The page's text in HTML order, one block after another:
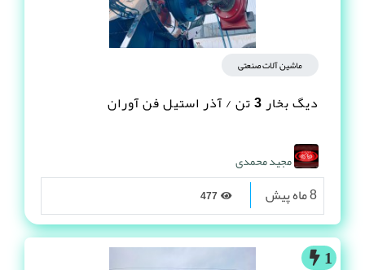
ماشین آلات صنعتی
دیگ بخار 3 تن / آذر استیل فن آوران
مجید محمدی
8 ماه پیش
1